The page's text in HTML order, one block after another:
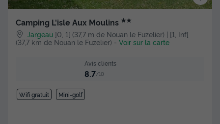
Camping L'isle Aux Moulins ★★
Jargeau ]0, 1[ (37,7 m de Nouan le Fuzelier) | [1, Inf[
(37,7 km de Nouan le Fuzelier) - Voir sur la carte
Avis clients
8.7/10
Wifi gratuit Mini-golf